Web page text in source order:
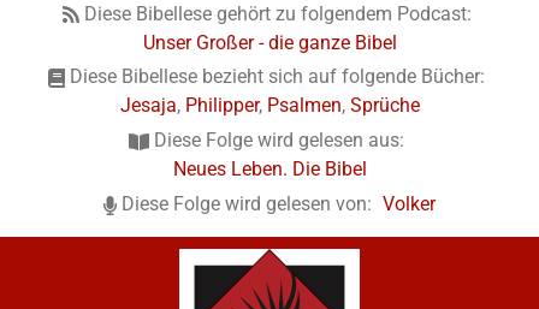
Diese Bibellese gehört zu folgendem Podcast:
Unser Großer - die ganze Bibel
Diese Bibellese bezieht sich auf folgende Bücher:
Jesaja, Philipper, Psalmen, Sprüche
Diese Folge wird gelesen aus:
Neues Leben. Die Bibel
Diese Folge wird gelesen von: Volker